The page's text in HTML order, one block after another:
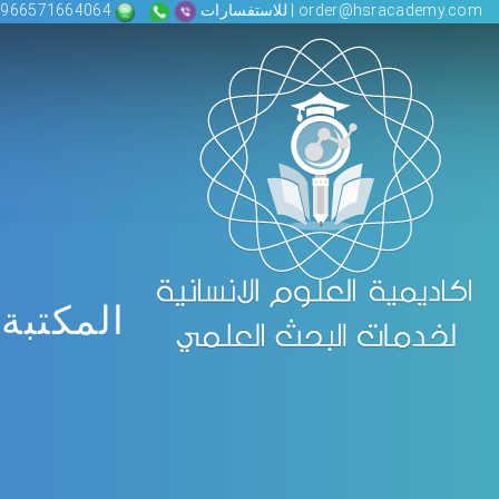
order@hsracademy.com | للاستفسارات 00966571664064